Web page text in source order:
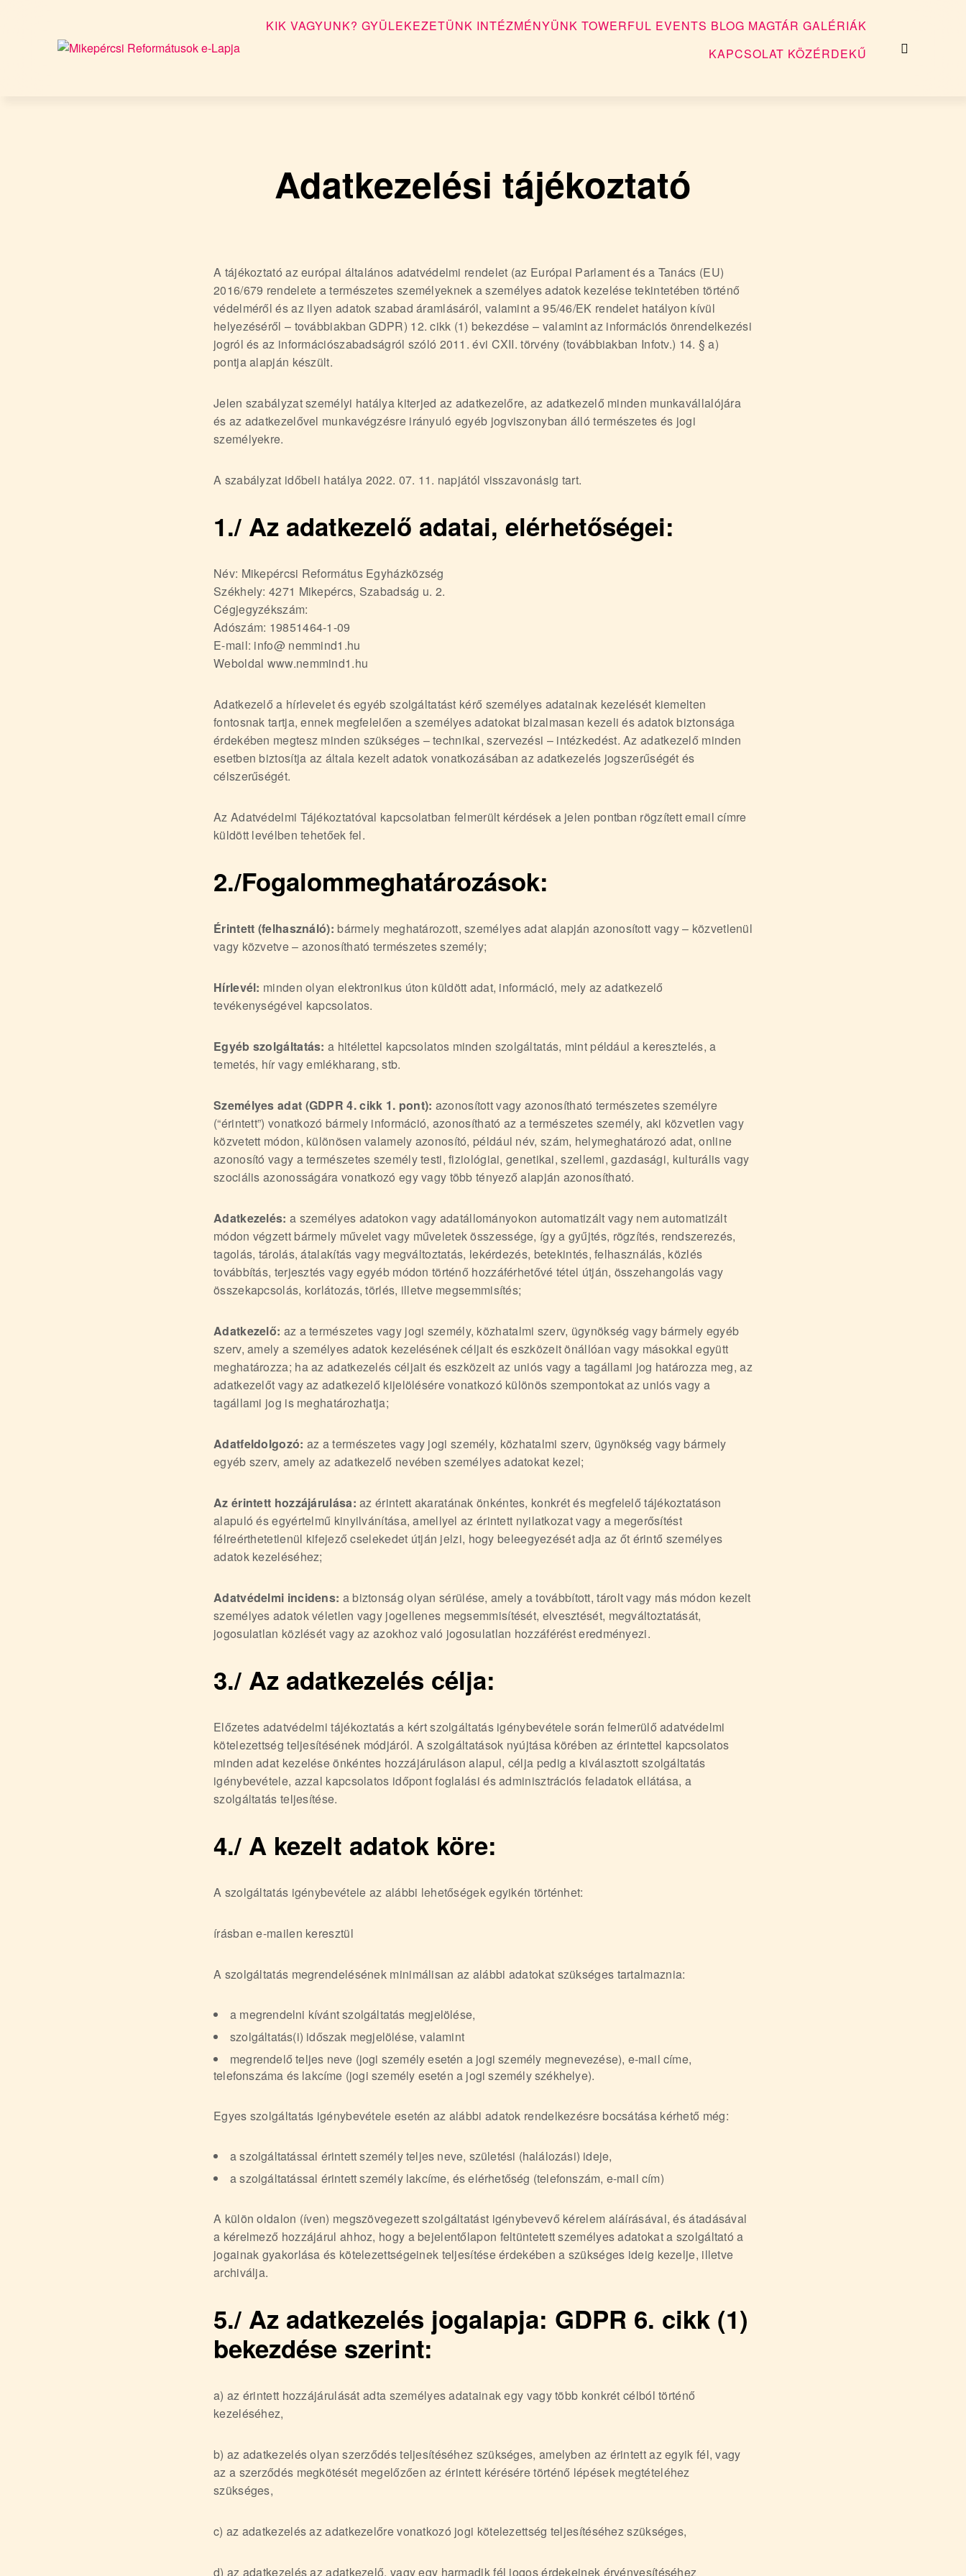
KIK VAGYUNK? GYÜLEKEZETÜNK INTÉZMÉNYÜNK TOWERFUL EVENTS BLOG MAGTÁR GALÉRIÁK
KAPCSOLAT KÖZÉRDEKŰ
Adatkezelési tájékoztató
A tájékoztató az európai általános adatvédelmi rendelet (az Európai Parlament és a Tanács (EU)
2016/679 rendelete a természetes személyeknek a személyes adatok kezelése tekintetében történő
védelméről és az ilyen adatok szabad áramlásáról, valamint a 95/46/EK rendelet hatályon kívül
helyezéséről – továbbiakban GDPR) 12. cikk (1) bekezdése – valamint az információs önrendelkezési
jogról és az információszabadságról szóló 2011. évi CXII. törvény (továbbiakban Infotv.) 14. § a)
pontja alapján készült.
Jelen szabályzat személyi hatálya kiterjed az adatkezelőre, az adatkezelő minden munkavállalójára
és az adatkezelővel munkavégzésre irányuló egyéb jogviszonyban álló természetes és jogi
személyekre.
A szabályzat időbeli hatálya 2022. 07. 11. napjától visszavonásig tart.
1./ Az adatkezelő adatai, elérhetőségei:
Név: Mikepércsi Református Egyházközség
Székhely: 4271 Mikepércs, Szabadság u. 2.
Cégjegyzékszám:
Adószám: 19851464-1-09
E-mail: info@ nemmind1.hu
Weboldal www.nemmind1.hu
Adatkezelő a hírlevelet és egyéb szolgáltatást kérő személyes adatainak kezelését kiemelten
fontosnak tartja, ennek megfelelően a személyes adatokat bizalmasan kezeli és adatok biztonsága
érdekében megtesz minden szükséges – technikai, szervezési – intézkedést. Az adatkezelő minden
esetben biztosítja az általa kezelt adatok vonatkozásában az adatkezelés jogszerűségét és
célszerűségét.
Az Adatvédelmi Tájékoztatóval kapcsolatban felmerült kérdések a jelen pontban rögzített email címre
küldött levélben tehetőek fel.
2./Fogalommeghatározások:
Érintett (felhasználó): bármely meghatározott, személyes adat alapján azonosított vagy – közvetlenül
vagy közvetve – azonosítható természetes személy;
Hírlevél: minden olyan elektronikus úton küldött adat, információ, mely az adatkezelő
tevékenységével kapcsolatos.
Egyéb szolgáltatás: a hitélettel kapcsolatos minden szolgáltatás, mint például a keresztelés, a
temetés, hír vagy emlékharang, stb.
Személyes adat (GDPR 4. cikk 1. pont): azonosított vagy azonosítható természetes személyre
(“érintett”) vonatkozó bármely információ, azonosítható az a természetes személy, aki közvetlen vagy
közvetett módon, különösen valamely azonosító, például név, szám, helymeghatározó adat, online
azonosító vagy a természetes személy testi, fiziológiai, genetikai, szellemi, gazdasági, kulturális vagy
szociális azonosságára vonatkozó egy vagy több tényező alapján azonosítható.
Adatkezelés: a személyes adatokon vagy adatállományokon automatizált vagy nem automatizált
módon végzett bármely művelet vagy műveletek összessége, így a gyűjtés, rögzítés, rendszerezés,
tagolás, tárolás, átalakítás vagy megváltoztatás, lekérdezés, betekintés, felhasználás, közlés
továbbítás, terjesztés vagy egyéb módon történő hozzáférhetővé tétel útján, összehangolás vagy
összekapcsolás, korlátozás, törlés, illetve megsemmisítés;
Adatkezelő: az a természetes vagy jogi személy, közhatalmi szerv, ügynökség vagy bármely egyéb
szerv, amely a személyes adatok kezelésének céljait és eszközeit önállóan vagy másokkal együtt
meghatározza; ha az adatkezelés céljait és eszközeit az uniós vagy a tagállami jog határozza meg, az
adatkezelőt vagy az adatkezelő kijelölésére vonatkozó különös szempontokat az uniós vagy a
tagállami jog is meghatározhatja;
Adatfeldolgozó: az a természetes vagy jogi személy, közhatalmi szerv, ügynökség vagy bármely
egyéb szerv, amely az adatkezelő nevében személyes adatokat kezel;
Az érintett hozzájárulása: az érintett akaratának önkéntes, konkrét és megfelelő tájékoztatáson
alapuló és egyértelmű kinyilvánítása, amellyel az érintett nyilatkozat vagy a megerősítést
félreérthetetlenül kifejező cselekedet útján jelzi, hogy beleegyezését adja az őt érintő személyes
adatok kezeléséhez;
Adatvédelmi incidens: a biztonság olyan sérülése, amely a továbbított, tárolt vagy más módon kezelt
személyes adatok véletlen vagy jogellenes megsemmisítését, elvesztését, megváltoztatását,
jogosulatlan közlését vagy az azokhoz való jogosulatlan hozzáférést eredményezi.
3./ Az adatkezelés célja:
Előzetes adatvédelmi tájékoztatás a kért szolgáltatás igénybevétele során felmerülő adatvédelmi
kötelezettség teljesítésének módjáról. A szolgáltatások nyújtása körében az érintettel kapcsolatos
minden adat kezelése önkéntes hozzájáruláson alapul, célja pedig a kiválasztott szolgáltatás
igénybevétele, azzal kapcsolatos időpont foglalási és adminisztrációs feladatok ellátása, a
szolgáltatás teljesítése.
4./ A kezelt adatok köre:
A szolgáltatás igénybevétele az alábbi lehetőségek egyikén történhet:
írásban e-mailen keresztül
A szolgáltatás megrendelésének minimálisan az alábbi adatokat szükséges tartalmaznia:
a megrendelni kívánt szolgáltatás megjelölése,
szolgáltatás(i) időszak megjelölése, valamint
megrendelő teljes neve (jogi személy esetén a jogi személy megnevezése), e-mail címe,
telefonszáma és lakcíme (jogi személy esetén a jogi személy székhelye).
Egyes szolgáltatás igénybevétele esetén az alábbi adatok rendelkezésre bocsátása kérhető még:
a szolgáltatással érintett személy teljes neve, születési (halálozási) ideje,
a szolgáltatással érintett személy lakcíme, és elérhetőség (telefonszám, e-mail cím)
A külön oldalon (íven) megszövegezett szolgáltatást igénybevevő kérelem aláírásával, és átadásával
a kérelmező hozzájárul ahhoz, hogy a bejelentőlapon feltüntetett személyes adatokat a szolgáltató a
jogainak gyakorlása és kötelezettségeinek teljesítése érdekében a szükséges ideig kezelje, illetve
archiválja.
5./ Az adatkezelés jogalapja: GDPR 6. cikk (1)
bekezdése szerint:
a) az érintett hozzájárulását adta személyes adatainak egy vagy több konkrét célból történő
kezeléséhez,
b) az adatkezelés olyan szerződés teljesítéséhez szükséges, amelyben az érintett az egyik fél, vagy
az a szerződés megkötését megelőzően az érintett kérésére történő lépések megtételéhez
szükséges,
c) az adatkezelés az adatkezelőre vonatkozó jogi kötelezettség teljesítéséhez szükséges,
d) az adatkezelés az adatkezelő, vagy egy harmadik fél jogos érdekeinek érvényesítéséhez